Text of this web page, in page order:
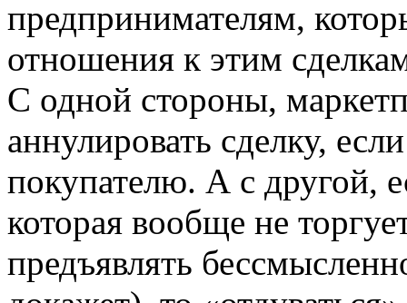
предпринимателям,
отношения к этим
С одной стороны,
аннулировать сделку,
покупателю. А с другой,
которая вообще не
предъявлять